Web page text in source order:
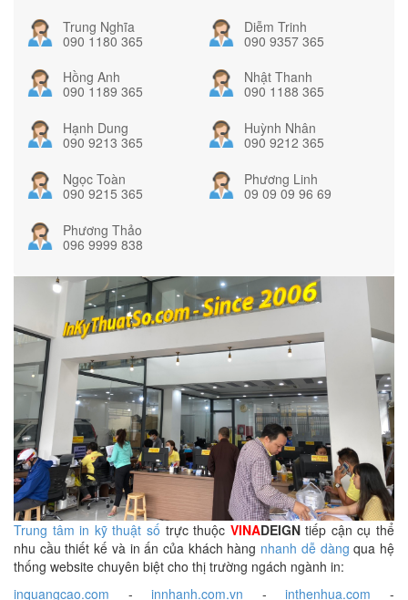
Trung Nghĩa
090 1180 365
Diễm Trinh
090 9357 365
Hồng Anh
090 1189 365
Nhật Thanh
090 1188 365
Hạnh Dung
090 9213 365
Huỳnh Nhân
090 9212 365
Ngọc Toàn
090 9215 365
Phương Linh
09 09 09 96 69
Phương Thảo
096 9999 838
Trung tâm in kỹ thuật số trực thuộc VINADEIGNtiếp cận cụ thể
nhu cầu thiết kế và in ấn của khách hàng nhanh dễ dàng qua hệ
thống website chuyên biệt cho thị trường ngách ngành in:
inquangcao.com -innhanh.com.vn -inthenhua.com -